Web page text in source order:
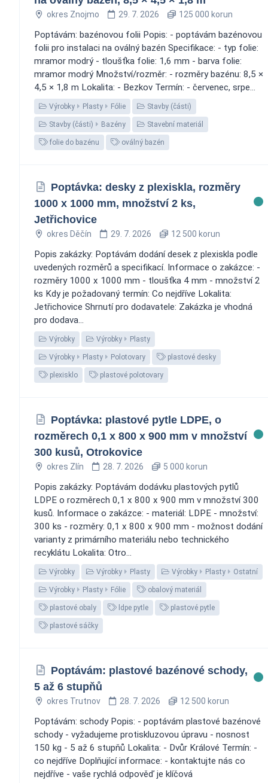
okres Znojmo 29. 7. 2026 125 000 korun
Poptávám: bazénovou folii Popis: - poptávám bazénovou
folii pro instalaci na oválný bazén Specifikace: - typ folie:
mramor modrý - tloušťka folie: 1,6 mm - barva folie:
mramor modrý Množství/rozměr: - rozměry bazénu: 8,5 ×
4,5 × 1,8 m Lokalita: - Bezkov Termín: - červenec, srpe...
Výrobky Plasty Fólie Stavby (části)
Stavby (části) Bazény Stavební materiál
folie do bazénu oválný bazén
Poptávka: desky z plexiskla, rozměry
1000 x 1000 mm, množství 2 ks,
Jetřichovice
okres Děčín 29. 7. 2026 12 500 korun
Popis zakázky: Poptávám dodání desek z plexiskla podle
uvedených rozměrů a specifikací. Informace o zakázce: -
rozměry 1000 x 1000 mm - tloušťka 4 mm - množství 2
ks Kdy je požadovaný termín: Co nejdříve Lokalita:
Jetřichovice Shrnutí pro dodavatele: Zakázka je vhodná
pro dodava...
Výrobky Výrobky Plasty
Výrobky Plasty Polotovary plastové desky
plexisklo plastové polotovary
Poptávka: plastové pytle LDPE, o
rozměrech 0,1 x 800 x 900 mm v množství
300 kusů, Otrokovice
okres Zlín 28. 7. 2026 5 000 korun
Popis zakázky: Poptávám dodávku plastových pytlů
LDPE o rozměrech 0,1 x 800 x 900 mm v množství 300
kusů. Informace o zakázce: - materiál: LDPE - množství:
300 ks - rozměry: 0,1 x 800 x 900 mm - možnost dodání
varianty z primárního materiálu nebo technického
recyklátu Lokalita: Otro...
Výrobky Výrobky Plasty Výrobky Plasty Ostatní
Výrobky Plasty Fólie obalový materiál
plastové obaly ldpe pytle plastové pytle
plastové sáčky
Poptávám: plastové bazénové schody,
5 až 6 stupňů
okres Trutnov 28. 7. 2026 12 500 korun
Poptávám: schody Popis: - poptávám plastové bazénové
schody - vyžadujeme protiskluzovou úpravu - nosnost
150 kg - 5 až 6 stupňů Lokalita: - Dvůr Králové Termín: -
co nejdříve Doplňující informace: - kontaktujte nás co
nejdříve - vaše rychlá odpověď je klíčová